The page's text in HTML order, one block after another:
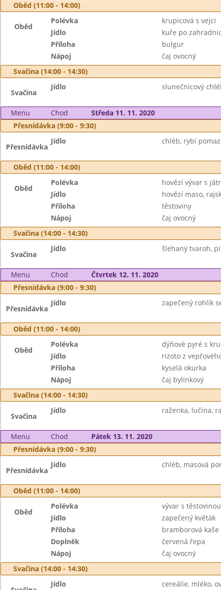
Oběd (11:00 - 14:00)
Oběd
Polévka
krupicová s vejci
Jídlo
kuře po
Příloha
bulgur
Nápoj
čaj ovocný
Svačina (14:00 - 14:30)
Svačina
Jídlo slunečnicový
Menu Chod
Středa 11. 11. 2020
Přesnídávka (9:00 - 9:30)
Přesnídávka
Jídlo chléb, rybí
Oběd (11:00 - 14:00)
Oběd
Polévka
hovězí vývar s
Jídlo
hovězí maso,
Příloha
těstoviny
Nápoj
čaj ovocný
Svačina (14:00 - 14:30)
Svačina
Jídlo šlehaný tvaroh,
Menu Chod
Čtvrtek 12. 11. 2020
Přesnídávka (9:00 - 9:30)
Přesnídávka
Jídlo zapečený rohlík
Oběd (11:00 - 14:00)
Oběd
Polévka
dýňové pyré s
Jídlo
rizoto z
Příloha
kyselá okurka
Nápoj
čaj bylinkový
Svačina (14:00 - 14:30)
Svačina
Jídlo raženka, lučina,
Menu Chod
Pátek 13. 11. 2020
Přesnídávka (9:00 - 9:30)
Přesnídávka
Jídlo chléb, masová
Oběd (11:00 - 14:00)
Oběd
Polévka
vývar s těstovinou
Jídlo
zapečený květák
Příloha
bramborová kaše
Doplněk
červená řepa
Nápoj
čaj ovocný
Svačina (14:00 - 14:30)
Jídlo cereálie, mléko,